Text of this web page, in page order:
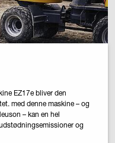
EZ17e bliver den
med denne maskine – og
– kan en hel
og